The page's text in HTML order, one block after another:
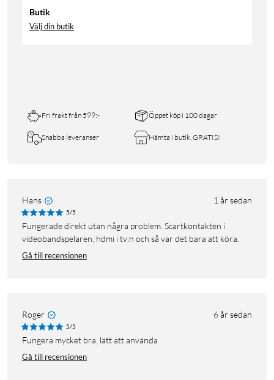
Butik
Välj din butik
Fri frakt från 599:- Öppet köp i 100 dagar
Snabba leveranser Hämta i butik, GRATIS!
Hans 1 år sedan
5/5
Fungerade direkt utan några problem. Scartkontakten i
videobandspelaren, hdmi i tv:n och så var det bara att köra.
Gå till recensionen
Roger 6 år sedan
5/5
Fungera mycket bra, lätt att använda
Gå till recensionen